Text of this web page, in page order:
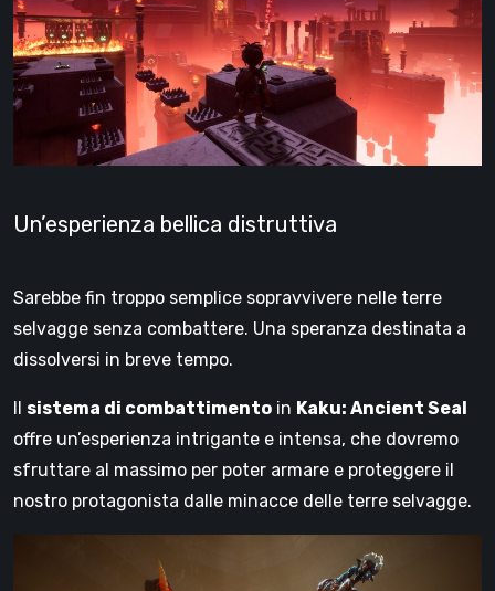
Un’esperienza bellica distruttiva
Sarebbe fin troppo semplice sopravvivere nelle terre
selvagge senza combattere. Una speranza destinata a
dissolversi in breve tempo.
Il sistema di combattimento in Kaku: Ancient Seal
offre un’esperienza intrigante e intensa, che dovremo
sfruttare al massimo per poter armare e proteggere il
nostro protagonista dalle minacce delle terre selvagge.